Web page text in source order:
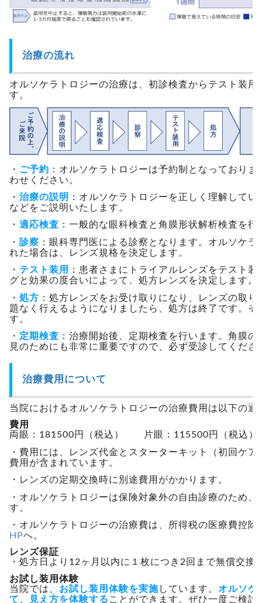
治療の流れ
オルソケラトロジーの治療は、初診検査からテスト装
す。
・ ご予約 ：オルソケラトロジーは予約制となっており
わせください。
・ 治療の説明
：オルソケラトロジーを正しく理解して
などをご説明いたします。
・ 適応検査 ：一般的な眼科検査と角膜形状解析検査を行
・ 診察 ：眼科専門医による診察となります。オルソケ
れた場合は、レンズ規格を決定します。
・ テスト装用
：患者さまにトライアルレンズをテスト
グと効果の度合いによって、処方レンズを決定します。
・ 処方 ：処方レンズをお受け取りになり、レンズの取
題なく行えるようになりましたら、処方は終了です。
す。
・ 定期検査 ：治療開始後、定期検査を行います。角膜
見のためにも非常に重要ですので、必ず受診してくださ
治療費用について
当院におけるオルソケラトロジーの治療費用は以下の通
費用
両眼： 181500円（税込 ） 片眼： 115500円（税込 ）
・費用には、レンズ代金とスターターキット（初回ケ
費用が含まれています。
・レンズの定期交換時に別途費用がかかります。
・オルソケラトロジーは保険対象外の自由診療のため
す。
・オルソケラトロジーの治療費は、所得税の医療費控
HPへ。
レンズ保証
・処方日より12ヶ月以内に１枚につき2回まで無償交換
お試し装用体験
当院では、 お試し装用体験を実施しています。 オルソケ
て、見え方を体験する ことができます。ぜひ一度ご検討